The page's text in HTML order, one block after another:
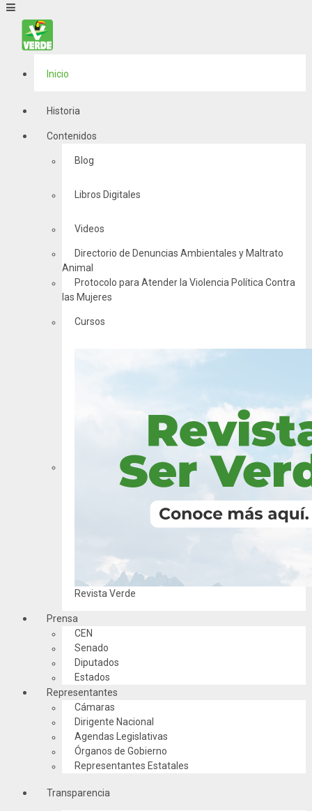
Inicio
Historia
Contenidos
Blog
Libros Digitales
Videos
Directorio de Denuncias Ambientales y Maltrato
Animal
Protocolo para Atender la Violencia Política Contra
las Mujeres
Cursos
Revista Verde
Prensa
CEN
Senado
Diputados
Estados
Representantes
Cámaras
Dirigente Nacional
Agendas Legislativas
Órganos de Gobierno
Representantes Estatales
Transparencia